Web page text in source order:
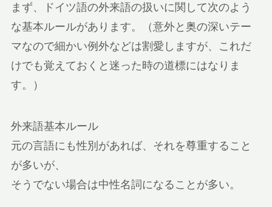
まず、ドイツ語の外来語の扱いに関して次のよう
な基本ルールがあります。（意外と奥の深いテー
マなので細かい例外などは割愛しますが、これだ
けでも覚えておくと迷った時の道標にはなりま
す。）
外来語基本ルール
元の言語にも性別があれば、それを尊重すること
が多いが、
そうでない場合は中性名詞になることが多い。